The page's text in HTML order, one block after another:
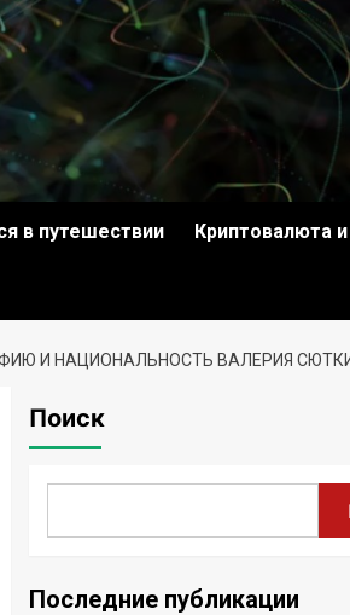
в путешествии Криптовалюта
И НАЦИОНАЛЬНОСТЬ ВАЛЕРИЯ
Поиск
Последние публикации